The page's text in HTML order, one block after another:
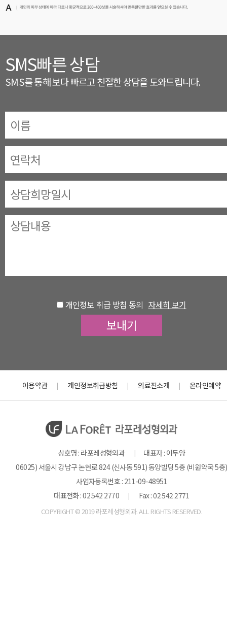
SMS빠른 상담
SMS를 통해 보다 빠르고 친절한 상담을 도와드립니다.
개인정보 취급 방침 동의 자세히 보기
이용약관 | 개인정보취급방침 | 의료진소개 | 온라인예약
상호명 : 라포레성형외과
대표자 : 이두양
06025) 서울시 강남구 논현로 824 (신사동 591) 동양빌딩 5층 (비원약국 5층)
사업자등록번호 : 211-09-48951
대표전화 : 02 542 2770
Fax : 02 542 2771
COPYRIGHT © 2019 라포레성형외과. ALL RIGHTS RESERVED.